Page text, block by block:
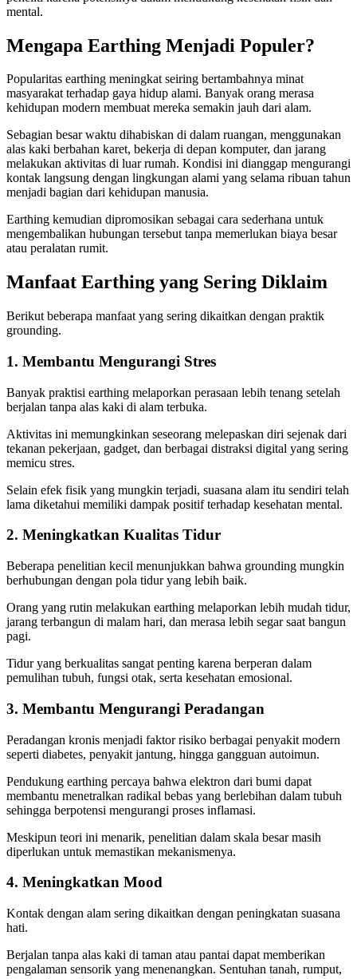
mental.
Mengapa Earthing Menjadi Populer?
Popularitas earthing meningkat seiring bertambahnya minat
masyarakat terhadap gaya hidup alami. Banyak orang merasa
kehidupan modern membuat mereka semakin jauh dari alam.
Sebagian besar waktu dihabiskan di dalam ruangan, menggunakan
alas kaki berbahan karet, bekerja di depan komputer, dan jarang
melakukan aktivitas di luar rumah. Kondisi ini dianggap mengurangi
kontak langsung dengan lingkungan alami yang selama ribuan tahun
menjadi bagian dari kehidupan manusia.
Earthing kemudian dipromosikan sebagai cara sederhana untuk
mengembalikan hubungan tersebut tanpa memerlukan biaya besar
atau peralatan rumit.
Manfaat Earthing yang Sering Diklaim
Berikut beberapa manfaat yang sering dikaitkan dengan praktik
grounding.
1. Membantu Mengurangi Stres
Banyak praktisi earthing melaporkan perasaan lebih tenang setelah
berjalan tanpa alas kaki di alam terbuka.
Aktivitas ini memungkinkan seseorang melepaskan diri sejenak dari
tekanan pekerjaan, gadget, dan berbagai distraksi digital yang sering
memicu stres.
Selain efek fisik yang mungkin terjadi, suasana alam itu sendiri telah
lama diketahui memiliki dampak positif terhadap kesehatan mental.
2. Meningkatkan Kualitas Tidur
Beberapa penelitian kecil menunjukkan bahwa grounding mungkin
berhubungan dengan pola tidur yang lebih baik.
Orang yang rutin melakukan earthing melaporkan lebih mudah tidur,
jarang terbangun di malam hari, dan merasa lebih segar saat bangun
pagi.
Tidur yang berkualitas sangat penting karena berperan dalam
pemulihan tubuh, fungsi otak, serta kesehatan emosional.
3. Membantu Mengurangi Peradangan
Peradangan kronis menjadi faktor risiko berbagai penyakit modern
seperti diabetes, penyakit jantung, hingga gangguan autoimun.
Pendukung earthing percaya bahwa elektron dari bumi dapat
membantu menetralkan radikal bebas yang berlebihan dalam tubuh
sehingga berpotensi mengurangi proses inflamasi.
Meskipun teori ini menarik, penelitian dalam skala besar masih
diperlukan untuk memastikan mekanismenya.
4. Meningkatkan Mood
Kontak dengan alam sering dikaitkan dengan peningkatan suasana
hati.
Berjalan tanpa alas kaki di taman atau pantai dapat memberikan
pengalaman sensorik yang menenangkan. Sentuhan tanah, rumput,